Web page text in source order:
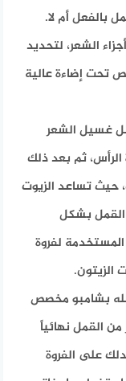
بالفعل أم لا.
الشعر، لتحديد
تحت إضاءة عالية
غسيل الشعر
ثم بعد ذلك
حيث تساعد الزيوت
بشكل
لفروة
الزيتون.
بشامبو مخصص
القمل نهائياً
على الفروة